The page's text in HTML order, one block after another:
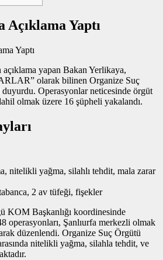
Yaptı
açıklama yapan Bakan Yerlikaya,
olarak bilinen Organize Suç
Operasyonlar neticesinde örgüt
olmak üzere 16 şüpheli yakalandı.
nitelikli yağma, silahlı tehdit, mala zarar
2 av tüfeği, fişekler
KOM Başkanlığı koordinesinde
operasyonları, Şanlıurfa merkezli olmak
düzenlendi. Organize Suç Örgütü
nitelikli yağma, silahla tehdit, ve